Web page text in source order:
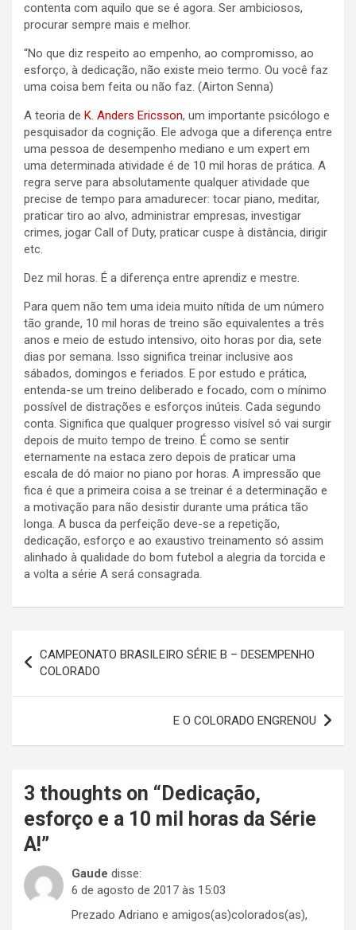
contenta com aquilo que se é agora. Ser ambiciosos,
procurar sempre mais e melhor.
“No que diz respeito ao empenho, ao compromisso, ao
esforço, à dedicação, não existe meio termo. Ou você faz
uma coisa bem feita ou não faz. (Airton Senna)
A teoria de K. Anders Ericsson, um importante psicólogo e
pesquisador da cognição. Ele advoga que a diferença entre
uma pessoa de desempenho mediano e um expert em
uma determinada atividade é de 10 mil horas de prática. A
regra serve para absolutamente qualquer atividade que
precise de tempo para amadurecer: tocar piano, meditar,
praticar tiro ao alvo, administrar empresas, investigar
crimes, jogar Call of Duty, praticar cuspe à distância, dirigir
etc.
Dez mil horas. É a diferença entre aprendiz e mestre.
Para quem não tem uma ideia muito nítida de um número
tão grande, 10 mil horas de treino são equivalentes a três
anos e meio de estudo intensivo, oito horas por dia, sete
dias por semana. Isso significa treinar inclusive aos
sábados, domingos e feriados. E por estudo e prática,
entenda-se um treino deliberado e focado, com o mínimo
possível de distrações e esforços inúteis. Cada segundo
conta. Significa que qualquer progresso visível só vai surgir
depois de muito tempo de treino. É como se sentir
eternamente na estaca zero depois de praticar uma
escala de dó maior no piano por horas. A impressão que
fica é que a primeira coisa a se treinar é a determinação e
a motivação para não desistir durante uma prática tão
longa. A busca da perfeição deve-se a repetição,
dedicação, esforço e ao exaustivo treinamento só assim
alinhado à qualidade do bom futebol a alegria da torcida e
a volta a série A será consagrada.
de
Post
CAMPEONATO BRASILEIRO SÉRIE B – DESEMPENHO
COLORADO
E O COLORADO ENGRENOU
3 thoughts on “ Dedicação,
esforço e a 10 mil horas da Série
A!”
Gaude disse:
6 de agosto de 2017 às 15:03
Prezado Adriano e amigos(as)colorados(as),